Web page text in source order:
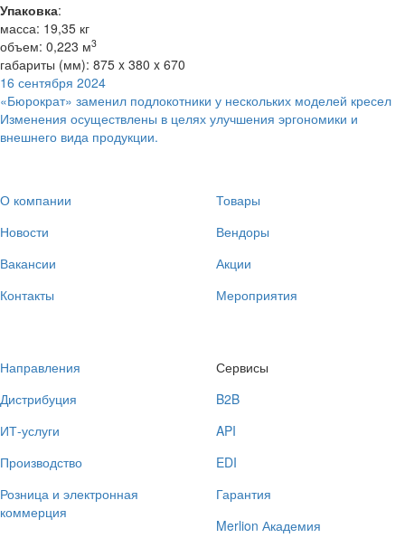
Упаковка:
масса: 19,35 кг
объем: 0,223 м3
габариты (мм): 875 x 380 x 670
16 сентября 2024
«Бюрократ» заменил подлокотники у нескольких моделей кресел
Изменения осуществлены в целях улучшения эргономики и
внешнего вида продукции.
О компании
Новости
Вакансии
Контакты
Товары
Вендоры
Акции
Мероприятия
Направления
Дистрибуция
ИТ-услуги
Производство
Розница и электронная
коммерция
Сервисы
B2B
API
EDI
Гарантия
Merlion Академия